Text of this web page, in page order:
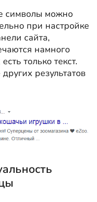
символы можно
при настройке
сайта,
намного
только текст.
результатов